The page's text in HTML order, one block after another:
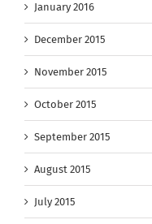
January 2016
December 2015
November 2015
October 2015
September 2015
August 2015
July 2015